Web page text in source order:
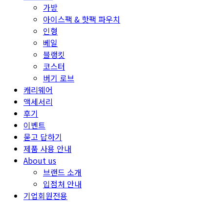
가방
아이스팩 & 핫팩 파우치
인형
베일
블랭킷
코스터
버기 로브
캐리웨어
액세서리
후기
이벤트
묻고 답하기
제품 사용 안내
About us
브랜드 소개
입점처 안내
기업회원전용